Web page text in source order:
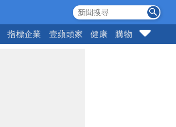
指標企業 壹蘋頭家 健康 購物 女神